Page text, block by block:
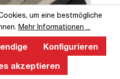
an einem
um eine bestmögliche
Mehr Informationen ...
Konfigurieren
akzeptieren